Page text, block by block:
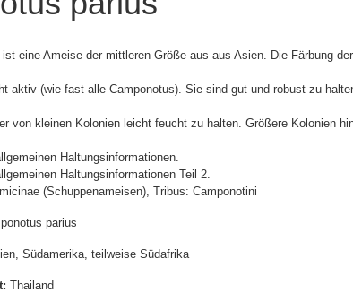
eine Ameise der mittleren Größe aus aus Asien. Die Färbung
aktiv (wie fast alle Camponotus). Sie sind gut und robust zu
von kleinen Kolonien leicht feucht zu halten. Größere Kolonien
Haltungsinformationen.
Haltungsinformationen Teil 2.
(Schuppenameisen), Tribus: Camponotini
parius
Südamerika, teilweise Südafrika
Thailand